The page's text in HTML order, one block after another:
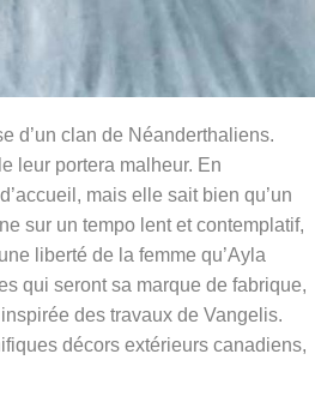
d’un clan de Néanderthaliens.
leur portera malheur. En
mais elle sait bien qu’un
sur un tempo lent et contemplatif,
liberté de la femme qu’Ayla
qui seront sa marque de fabrique,
des travaux de Vangelis.
décors extérieurs canadiens,